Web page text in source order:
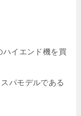
イエンド機を買
パモデルである